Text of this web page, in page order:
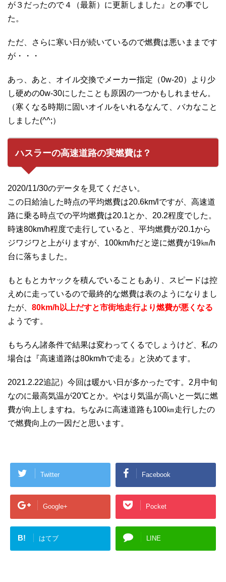
が３だったので４（最新）に更新しました』との事でし
た。
ただ、さらに寒い日が続いているので燃費は悪いままです
が・・・
あっ、あと、オイル交換でメーカー指定（0w-20）より少
し硬めの0w-30にしたことも原因の一つかもしれません。
（寒くなる時期に固いオイルをいれるなんて、バカなこと
しました(^^;）
ハスラーの高速道路の実燃費は？
2020/11/30のデータを見てください。
この日給油した時点の平均燃費は20.6km/lですが、高速道
路に乗る時点での平均燃費は20.1とか、20.2程度でした。
時速80km/h程度で走行していると、平均燃費が20.1から
ジワジワと上がりますが、100km/hだと逆に燃費が19㎞/h
台に落ちました。
もともとカヤックを積んでいることもあり、スピードは控
えめに走っているので最終的な燃費は表のようになりまし
たが、 80km/h以上だすと市街地走行より燃費が悪くなる
ようです。
もちろん諸条件で結果は変わってくるでしょうけど、私の
場合は『高速道路は80km/hで走る』と決めてます。
2021.2.22追記）今回は暖かい日が多かったです。2月中旬
なのに最高気温が20℃とか。やはり気温が高いと一気に燃
費が向上しますね。ちなみに高速道路も100㎞走行したの
で燃費向上の一因だと思います。
Twitter Facebook
Google+ Pocket
B! はてブ LINE